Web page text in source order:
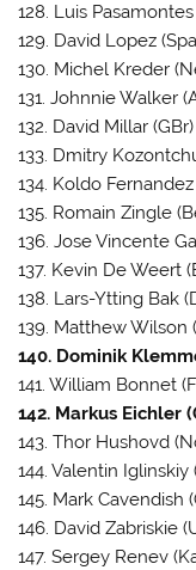
128. Luis
129. David Lopez
130. Michel Kreder
131. Johnnie Walker
132. David Millar
133. Dmitry
134. Koldo
135. Romain Zingle
136. Jose Vincente
137. Kevin De Weert
138. Lars-Ytting Bak
139. Matthew Wilson
140. Dominik
141. William Bonnet
142. Markus Eichler
143. Thor Hushovd
144. Valentin Iglinskiy
145. Mark Cavendish
146. David Zabriskie
147. Sergey Renev